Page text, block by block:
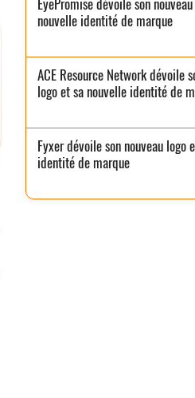
EyePromise dévoile son
nouvelle identité de marque
ACE Resource Network dévoile
logo et sa nouvelle identité de
Fyxer dévoile son nouveau logo
identité de marque